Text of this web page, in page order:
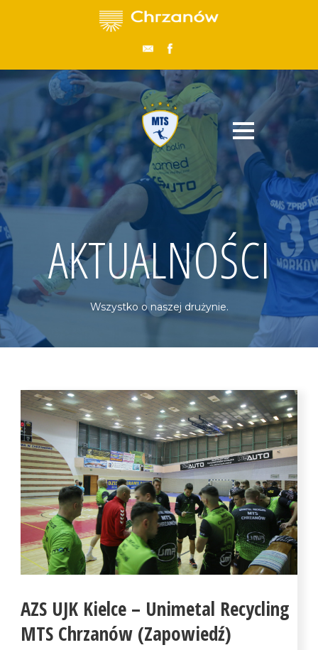
AKTUALNOŚCI
Wszystko o naszej drużynie.
AZS UJK Kielce – Unimetal Recycling
MTS Chrzanów (Zapowiedź)